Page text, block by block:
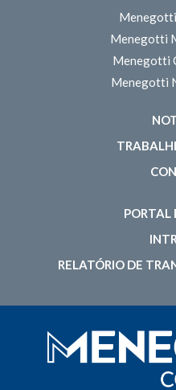
Menegotti
Menegotti
Menegotti
PORTAL
RELATÓRIO DE